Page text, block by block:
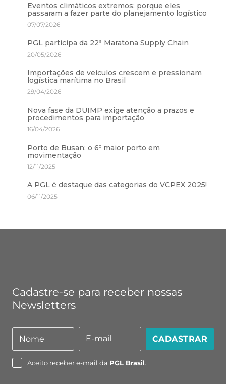
Eventos climáticos extremos: porque eles
passaram a fazer parte do planejamento logístico
07/07/2026
PGL participa da 22ª Maratona Supply Chain
20/05/2026
Importações de veículos crescem e pressionam
logística marítima no Brasil
29/04/2026
Nova fase da DUIMP exige atenção a prazos e
procedimentos para importação
16/04/2026
Porto de Busan: o 6º maior porto em
movimentação
12/11/2025
A PGL é destaque das categorias do VCPEX 2025!
06/11/2025
Cadastre-se para receber nossas
Newsletters
Nome
Nome
mail
E-mail CADASTRAR
Aceito receber e-mail da PGL Brasil.